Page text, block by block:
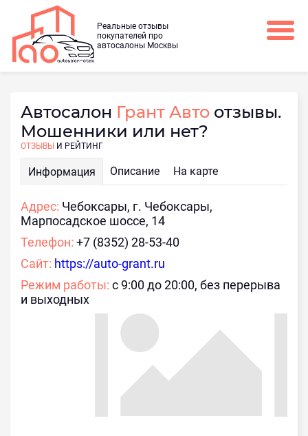
Реальные отзывы
покупателей про
автосалоны Москвы
Автосалон Грант Авто отзывы.
Мошенники или нет?
ОТЗЫВЫ И РЕЙТИНГ
Информация Описание На карте
Адрес: Чебоксары, г. Чебоксары,
Марпосадское шоссе, 14
Телефон: +7 (8352) 28-53-40
Сайт: https://auto-grant.ru
Режим работы: с 9:00 до 20:00, без перерыва
и выходных